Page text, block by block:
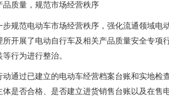
品质量，规范市场经营秩序
步规范电动车市场经营秩序，强化流通领域电
所开展了电动自行车及相关产品质量安全专项
行为进行整治。
动通过已建立的电动车经营档案台账和实地检
体是否合格、是否建立进货销售台账以及在售